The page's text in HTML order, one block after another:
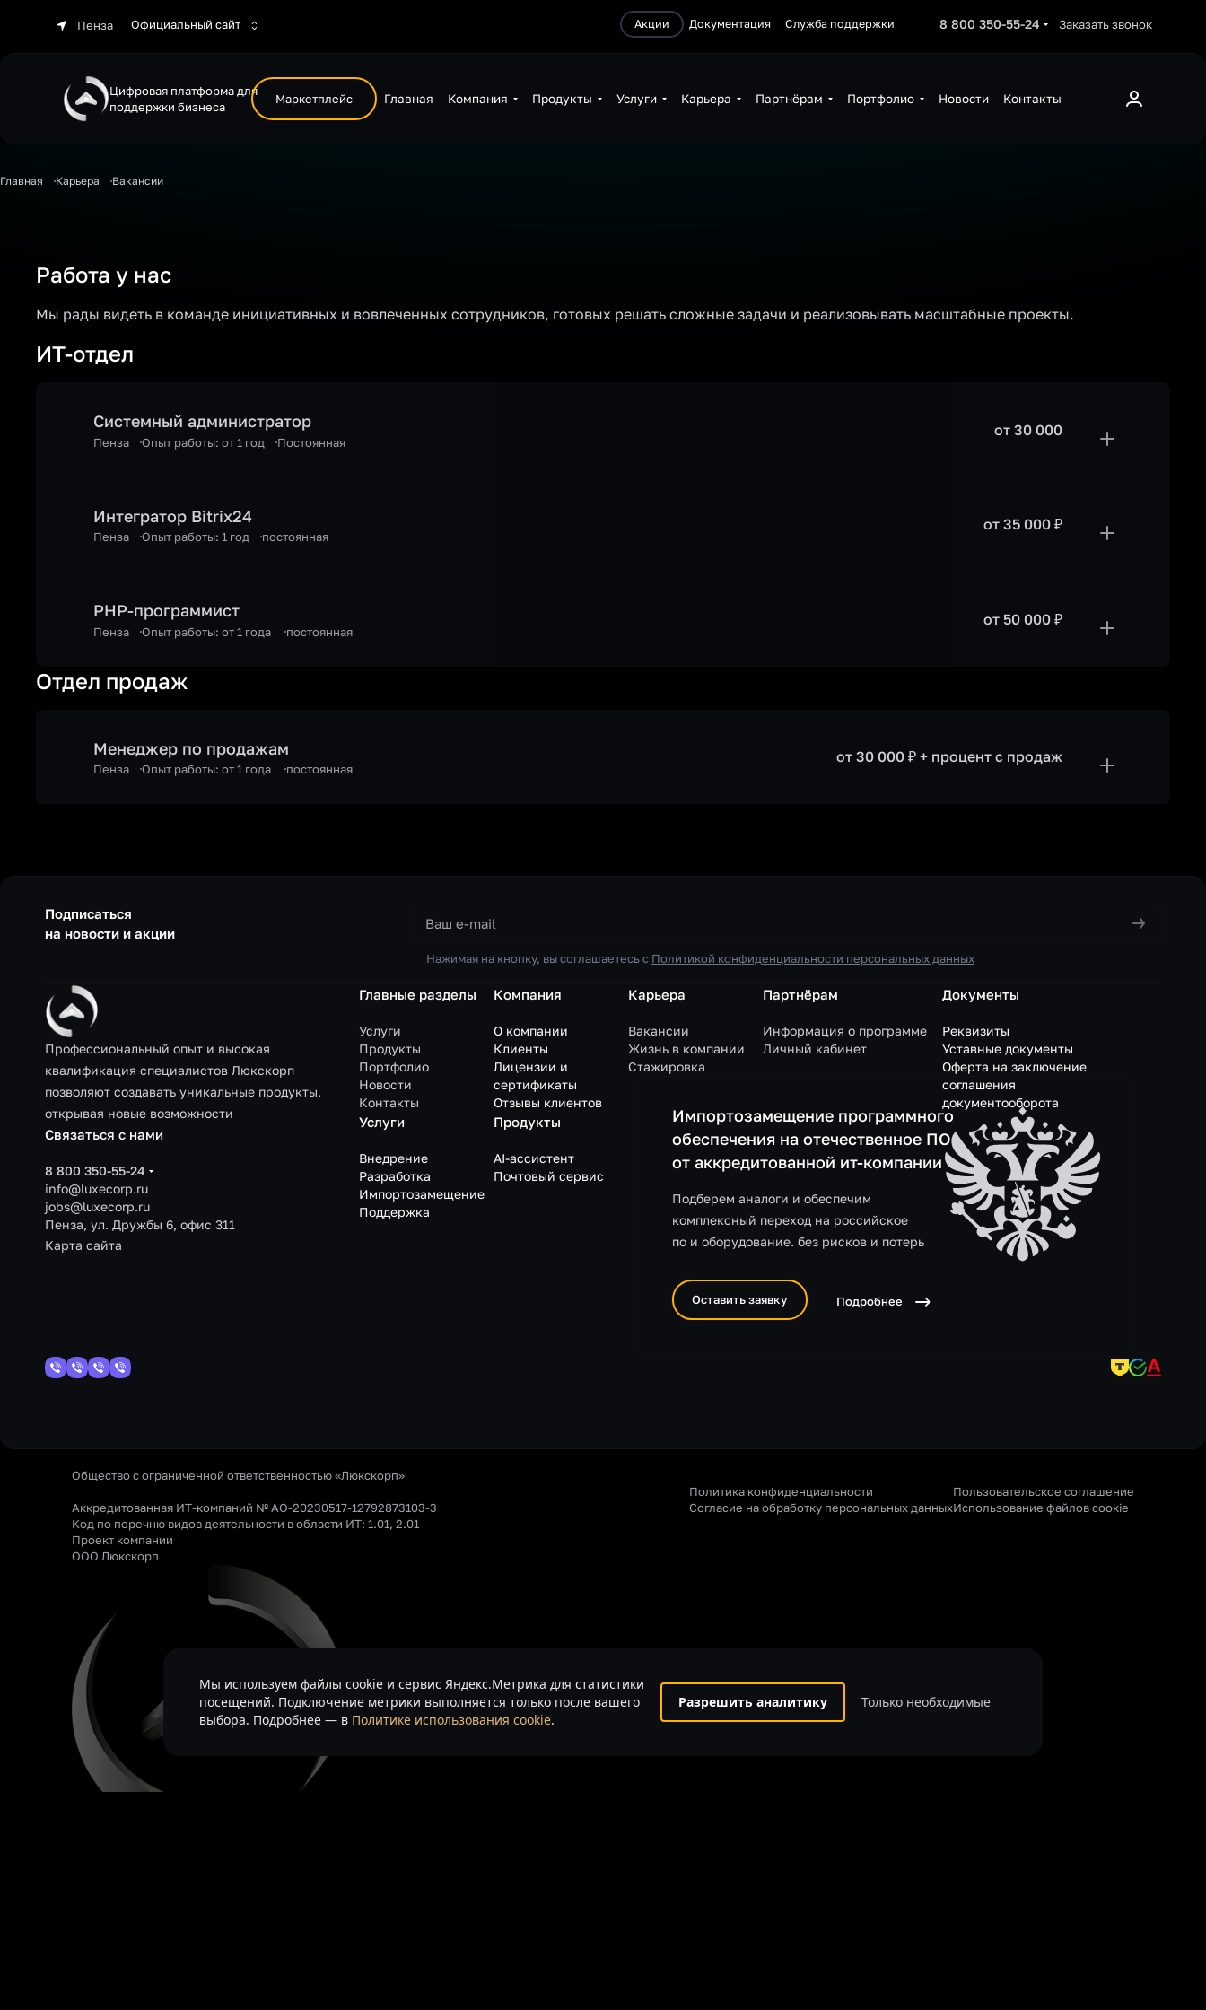
Пенза Официальный сайт Акции Документация Служба поддержки 8 800 350-55-24 Заказать звонок
Цифровая платформа для
поддержки бизнеса
Маркетплейс Главная Компания Продукты Услуги Карьера Партнёрам Портфолио Новости Контакты
Главная Карьера Вакансии
Работа у нас
Мы рады видеть в команде инициативных и вовлеченных сотрудников, готовых решать сложные задачи и реализовывать масштабные проекты.
ИТ-отдел
Системный администратор
Пенза Опыт работы: от 1 год Постоянная
от 30 000
Интегратор Bitrix24
Пенза Опыт работы: 1 год постоянная
от 35 000 ₽
PHP-программист
Пенза Опыт работы: от 1 года постоянная
от 50 000 ₽
Отдел продаж
Менеджер по продажам
Пенза Опыт работы: от 1 года постоянная
от 30 000 ₽ + процент с продаж
Подписаться
на новости и акции
Нажимая на кнопку, вы соглашаетесь с Политикой конфиденциальности персональных данных
Профессиональный опыт и высокая
квалификация специалистов Люкскорп
позволяют создавать уникальные продукты,
открывая новые возможности
Связаться с нами
8 800 350-55-24
info@luxecorp.ru
jobs@luxecorp.ru
Пенза, ул. Дружбы 6, офис 311
Карта сайта
Главные разделы
Услуги
Продукты
Портфолио
Новости
Контакты
Компания
О компании
Клиенты
Лицензии и
сертификаты
Отзывы клиентов
Карьера
Вакансии
Жизнь в компании
Стажировка
Партнёрам
Информация о программе
Личный кабинет
Документы
Реквизиты
Уставные документы
Оферта на заключение
соглашения
документооборота
Услуги
Внедрение
Разработка
Импортозамещение
Поддержка
Продукты
AI-ассистент
Почтовый сервис
Импортозамещение программного
обеспечения на отечественное ПО
от аккредитованной ит-компании
Подберем аналоги и обеспечим
комплексный переход на российское
по и оборудование. без рисков и потерь
Оставить заявку Подробнее
Общество с ограниченной ответственностью «Люкскорп»
Аккредитованная ИТ-компаний № АО-20230517-12792873103-3
Код по перечню видов деятельности в области ИТ: 1.01, 2.01
Политика конфиденциальности
Согласие на обработку персональных данных
Пользовательское соглашение
Использование файлов cookie
Проект компании
ООО Люкскорп
Мы используем файлы cookie и сервис Яндекс.Метрика для статистики
посещений. Подключение метрики выполняется только после вашего
выбора. Подробнее — в Политике использования cookie.
Разрешить аналитику Только необходимые